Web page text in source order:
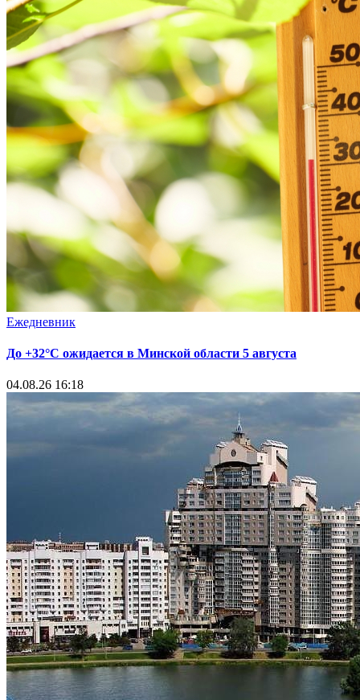
Ежедневник
До +32°С ожидается в Минской области 5 августа
04.08.26 16:18